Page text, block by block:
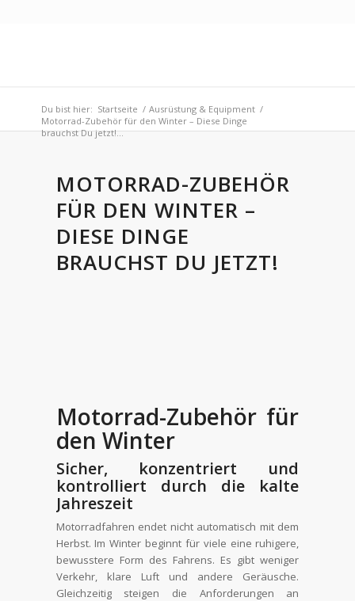
Du bist hier: Startseite / Ausrüstung & Equipment /
Motorrad-Zubehör für den Winter – Diese Dinge
brauchst Du jetzt!...
MOTORRAD-ZUBEHÖR
FÜR DEN WINTER –
DIESE DINGE
BRAUCHST DU JETZT!
Motorrad-Zubehör für
den Winter
Sicher, konzentriert und
kontrolliert durch die kalte
Jahreszeit
Motorradfahren endet nicht automatisch mit dem
Herbst. Im Winter beginnt für viele eine ruhigere,
bewusstere Form des Fahrens. Es gibt weniger
Verkehr, klare Luft und andere Geräusche.
Gleichzeitig steigen die Anforderungen an